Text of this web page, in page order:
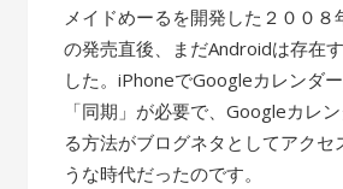
メイドめーるを開発した２００８
の発売直後、まだAndroidは存在
した。iPhoneでGoogleカレンダ
「同期」が必要で、Googleカレ
る方法がブログネタとしてアクセ
うな時代だったのです。